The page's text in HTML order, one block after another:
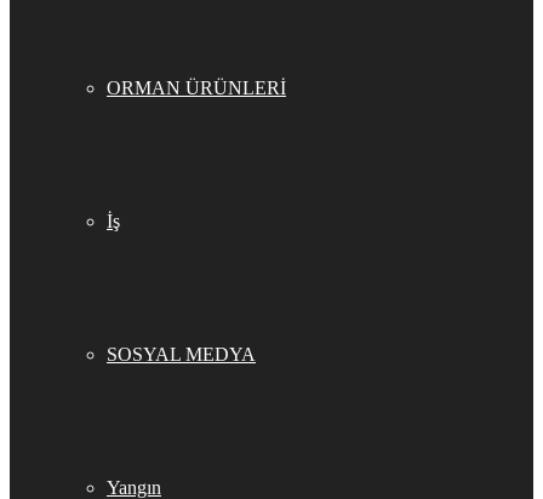
ORMAN ÜRÜNLERİ
İş
SOSYAL MEDYA
Yangın